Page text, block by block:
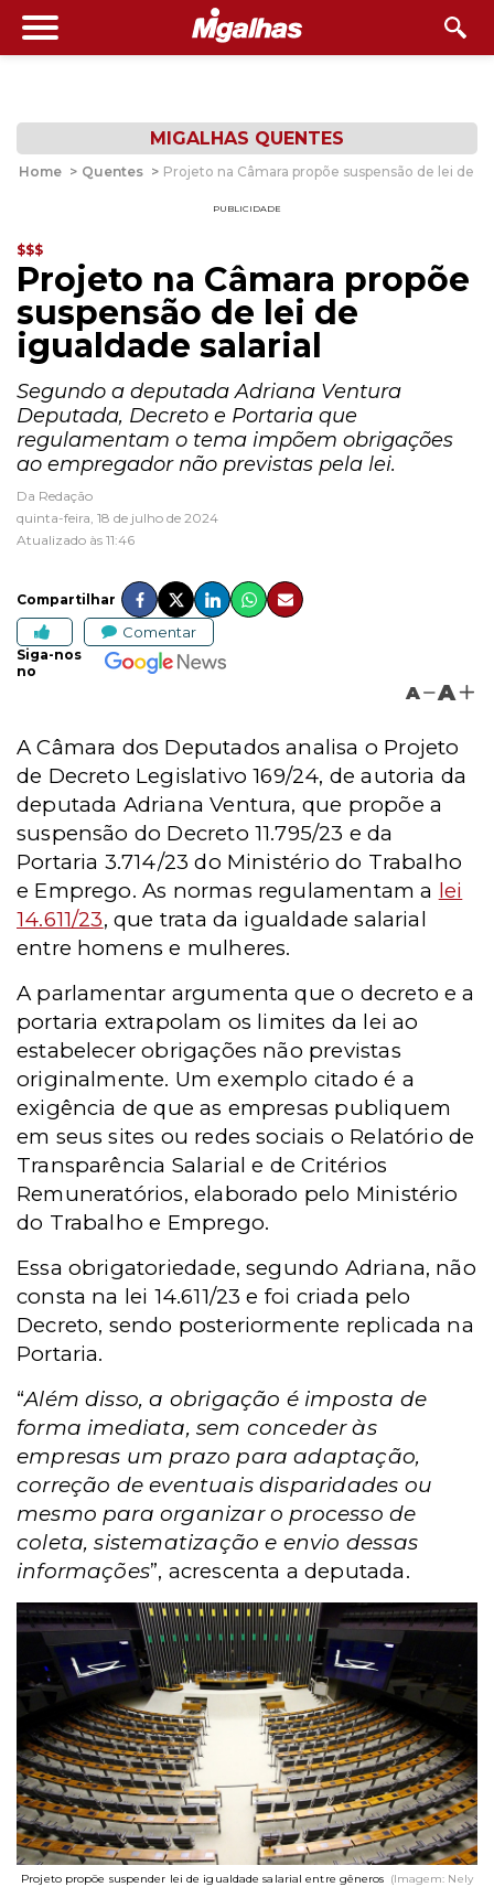
MIGALHAS QUENTES
Home > Quentes > Projeto na Câmara propõe suspensão de lei de
PUBLICIDADE
$$$
Projeto na Câmara propõe
suspensão de lei de
igualdade salarial
Segundo a deputada Adriana Ventura
Deputada, Decreto e Portaria que
regulamentam o tema impõem obrigações
ao empregador não previstas pela lei.
Da Redação
quinta-feira, 18 de julho de 2024
Atualizado às 11:46
Compartilhar
Comentar
Siga-nos
no
A A
A Câmara dos Deputados analisa o Projeto
de Decreto Legislativo 169/24, de autoria da
deputada Adriana Ventura, que propõe a
suspensão do Decreto 11.795/23 e da
Portaria 3.714/23 do Ministério do Trabalho
e Emprego. As normas regulamentam a lei
14.611/23, que trata da igualdade salarial
entre homens e mulheres.
A parlamentar argumenta que o decreto e a
portaria extrapolam os limites da lei ao
estabelecer obrigações não previstas
originalmente. Um exemplo citado é a
exigência de que as empresas publiquem
em seus sites ou redes sociais o Relatório de
Transparência Salarial e de Critérios
Remuneratórios, elaborado pelo Ministério
do Trabalho e Emprego.
Essa obrigatoriedade, segundo Adriana, não
consta na lei 14.611/23 e foi criada pelo
Decreto, sendo posteriormente replicada na
Portaria.
“Além disso, a obrigação é imposta de
forma imediata, sem conceder às
empresas um prazo para adaptação,
correção de eventuais disparidades ou
mesmo para organizar o processo de
coleta, sistematização e envio dessas
informações”, acrescenta a deputada.
Projeto propõe suspender lei de igualdade salarial entre gêneros (Imagem: Nely